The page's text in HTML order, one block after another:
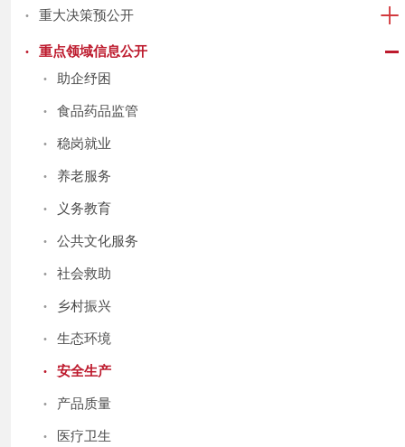
· 重大决策预公开
· 重点领域信息公开
· 助企纾困
· 食品药品监管
· 稳岗就业
· 养老服务
· 义务教育
· 公共文化服务
· 社会救助
· 乡村振兴
· 生态环境
· 安全生产
· 产品质量
· 医疗卫生